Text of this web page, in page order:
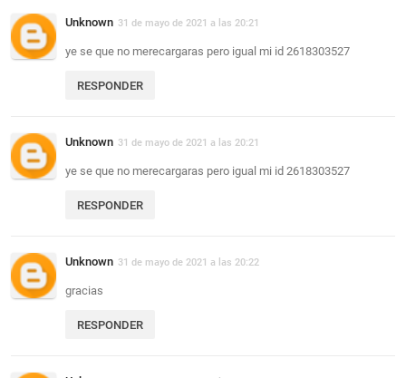
Unknown 31 de mayo de 2021 a las 20:21
ye se que no merecargaras pero igual mi id 2618303527
RESPONDER
Unknown 31 de mayo de 2021 a las 20:21
ye se que no merecargaras pero igual mi id 2618303527
RESPONDER
Unknown 31 de mayo de 2021 a las 20:22
gracias
RESPONDER